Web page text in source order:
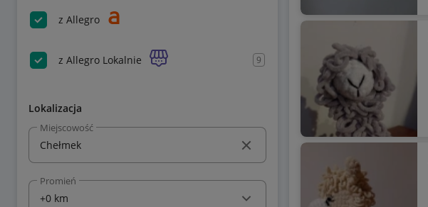
z Allegro
z Allegro Lokalnie 9
Lokalizacja
Miejscowość
Promień